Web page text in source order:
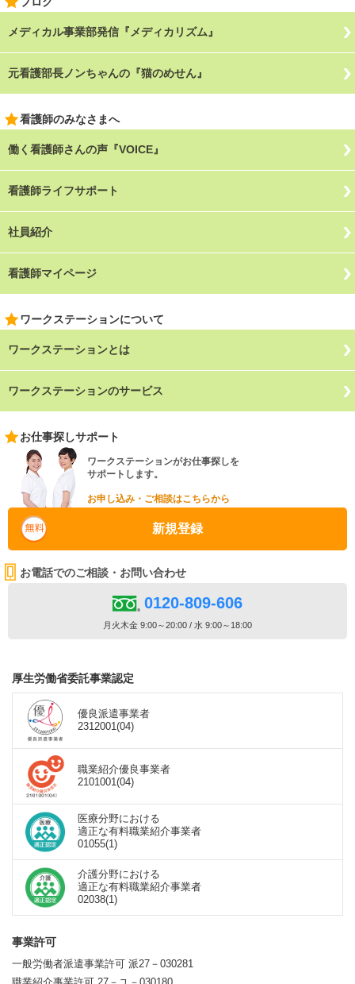
メディカル事業部発信『メディカリズム』
元看護部長ノンちゃんの『猫のめせん』
看護師のみなさまへ
働く看護師さんの声『VOICE』
看護師ライフサポート
社員紹介
看護師マイページ
ワークステーションについて
ワークステーションとは
ワークステーションのサービス
お仕事探しサポート
ワークステーションがお仕事探しを
サポートします。
お申し込み・ご相談はこちらから
新規登録
お電話でのご相談・お問い合わせ
0120-809-606
月火木金 9:00～20:00 / 水 9:00～18:00
厚生労働省委託事業認定
優良派遣事業者
2312001(04)
職業紹介優良事業者
2101001(04)
医療分野における
適正な有料職業紹介事業者
01055(1)
介護分野における
適正な有料職業紹介事業者
02038(1)
事業許可
一般労働者派遣事業許可 派27－030281